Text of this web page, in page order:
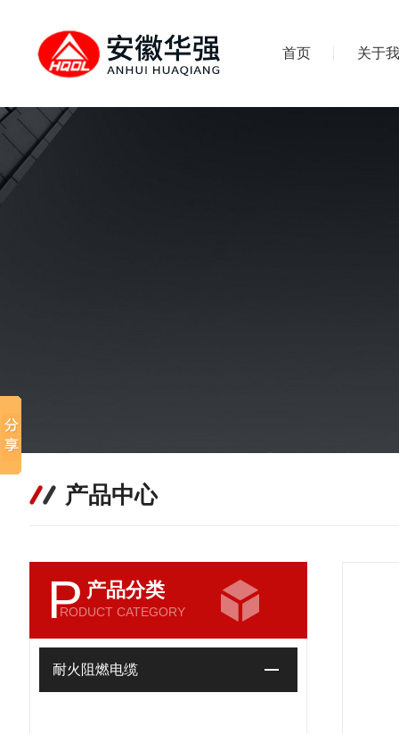
首页 关于
产品中心
P 产品分类
RODUCT CATEGORY
耐火阻燃电缆